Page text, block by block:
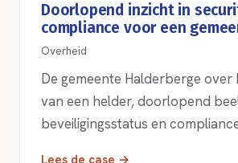
Doorlopend inzicht in
compliance voor een
Overheid
De gemeente Halderberge over
van een helder, doorlopend
beveiligingsstatus en
Lees de case →